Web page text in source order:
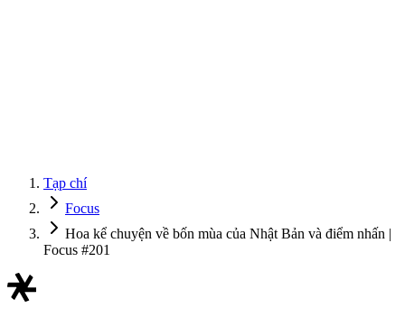
Tạp chí
Focus
Hoa kể chuyện về bốn mùa của Nhật Bản và điểm nhấn |
Focus #201